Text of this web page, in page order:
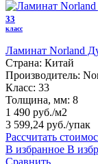
33
класс
Ламинат Norland
Страна: Китай
Производитель:
Класс: 33
Толщина, мм: 8
1 490 руб./м2
3 599,24 руб./упак
Рассчитать
В избранное В
Сравнить